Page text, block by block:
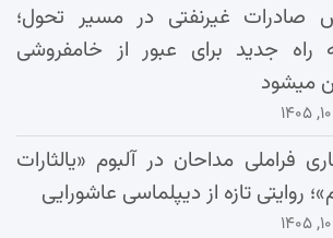
غیرنفتی در مسیر تحول؛
راه جدید برای عبور از خامفروشی
میشود
فراملی مداحان در آلبوم «یالثارات
روایتی تازه از دیپلماسی عاشورایی